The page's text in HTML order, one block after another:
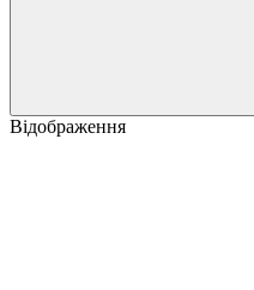
Відображення